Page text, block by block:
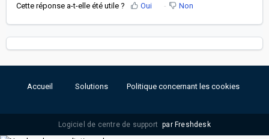
Cette réponse a-t-elle été utile ? Oui Non
Accueil Solutions Politique concernant les cookies
Logiciel de centre de support par Freshdesk